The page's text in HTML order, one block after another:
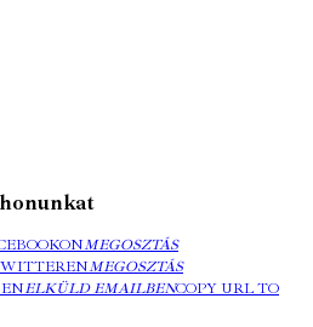
MEGOSZTÁS
MEGOSZTÁS
ELKÜLD EMAILBENCOPY URL TO